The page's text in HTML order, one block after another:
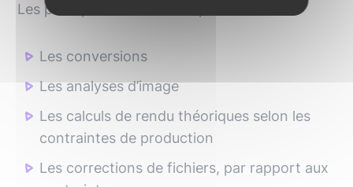
Les principaux travaux ont portés sur :
Les conversions
Les analyses d’image
Les calculs de rendu théoriques selon les
contraintes de production
Les corrections de fichiers, par rapport aux